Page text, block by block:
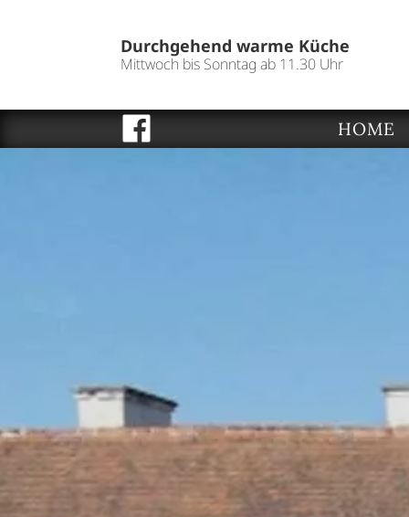
Durchgehend warme Küche
Mittwoch bis Sonntag ab 11.30 Uhr
HOME